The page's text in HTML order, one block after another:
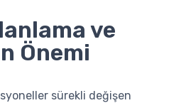
ve
Önemi
sürekli değişen